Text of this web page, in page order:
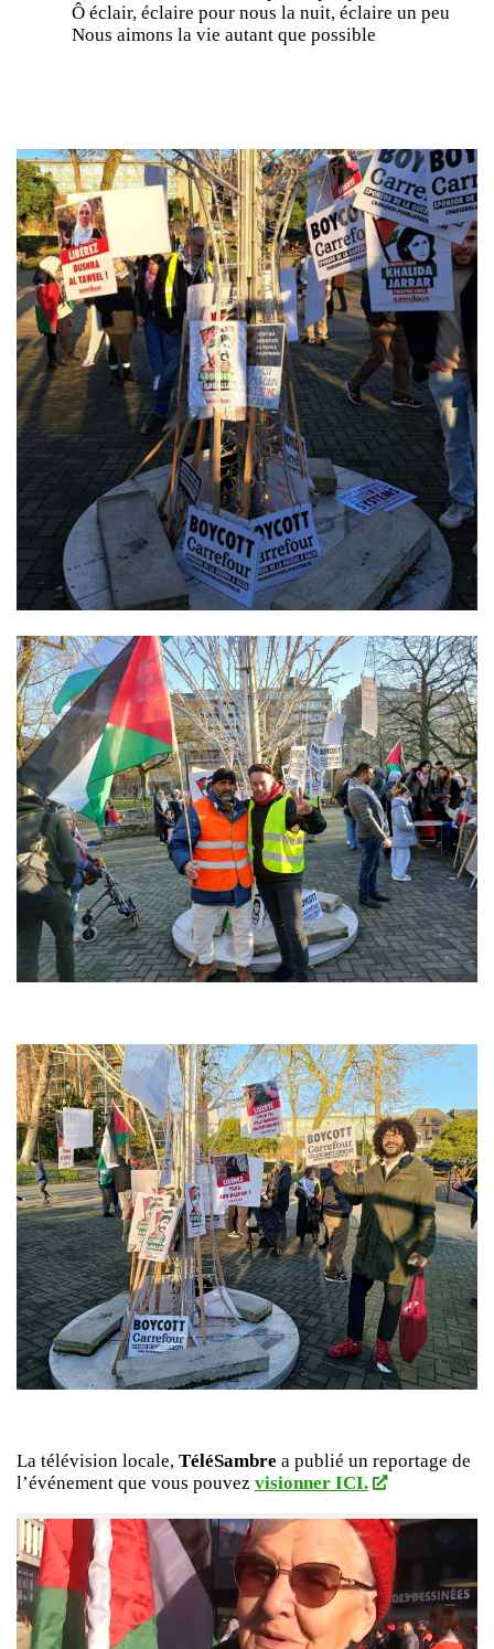
Ô éclair, éclaire pour nous la nuit, éclaire un peu
Nous aimons la vie autant que possible
La télévision locale, TéléSambre a publié un reportage de
l’événement que vous pouvez visionner ICI.